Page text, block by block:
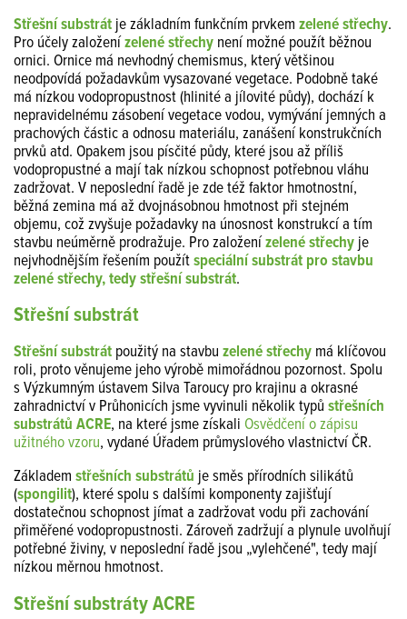
Střešní substrát je základním funkčním prvkem zelené střechy.
Pro účely založenízelené střechy není možné použít běžnou
ornici. Ornice má nevhodný chemismus, který většinou
neodpovídá požadavkům vysazované vegetace. Podobně také
má nízkou vodopropustnost (hlinité a jílovité půdy), dochází k
nepravidelnému zásobení vegetace vodou, vymývání jemných a
prachových částic a odnosu materiálu, zanášení konstrukčních
prvků atd. Opakem jsou písčité půdy, které jsou až příliš
vodopropustné a mají tak nízkou schopnost potřebnou vláhu
zadržovat. V neposlední řadě je zde též faktor hmotnostní,
běžná zemina má až dvojnásobnou hmotnost při stejném
objemu, což zvyšuje požadavky na únosnost konstrukcí a tím
stavbu neúměrně prodražuje. Pro založenízelené střechy je
nejvhodnějším řešením použítspeciální substrát pro stavbu
zelené střechy, tedy střešní substrát.
Střešní substrát
Střešní substrát použitý na stavbu zelené střechy má klíčovou
roli, proto věnujeme jeho výrobě mimořádnou pozornost. Spolu
s Výzkumným ústavem Silva Taroucy pro krajinu a okrasné
zahradnictví v Průhonicích jsme vyvinuli několik typů střešních
substrátů ACRE, na které jsme získali Osvědčení o zápisu
užitného vzoru, vydané Úřadem průmyslového vlastnictví ČR.
Základem střešních substrátů je směs přírodních silikátů
(spongilit), které spolu s dalšími komponenty zajišťují
dostatečnou schopnost jímat a zadržovat vodu při zachování
přiměřené vodopropustnosti. Zároveň zadržují a plynule uvolňují
potřebné živiny, v neposlední řadě jsou „vylehčené", tedy mají
nízkou měrnou hmotnost.
Střešní substráty ACRE